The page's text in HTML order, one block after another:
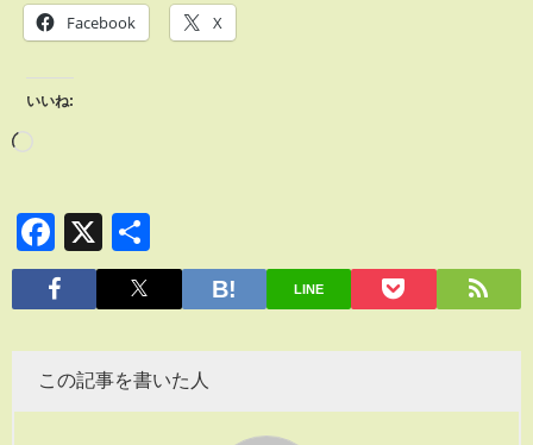
Facebook X
いいね:
Facebook
X
有
LINE
この記事を書いた人